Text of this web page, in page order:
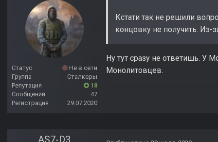
Статус
Не в сети
Группа
Сталкеры
Репутация
18
Сообщений
47
Регистрация
29.07.2020
Кстати так не решили
концовку не получить. Из-
Ну тут сразу не ответишь. У
Монолитовцев.